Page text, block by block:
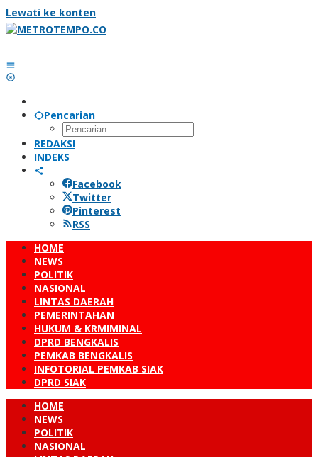
Lewati ke konten
Pencarian
REDAKSI
INDEKS
Facebook
Twitter
Pinterest
RSS
HOME
NEWS
POLITIK
NASIONAL
LINTAS DAERAH
PEMERINTAHAN
HUKUM & KRMIMINAL
DPRD BENGKALIS
PEMKAB BENGKALIS
INFOTORIAL PEMKAB SIAK
DPRD SIAK
HOME
NEWS
POLITIK
NASIONAL